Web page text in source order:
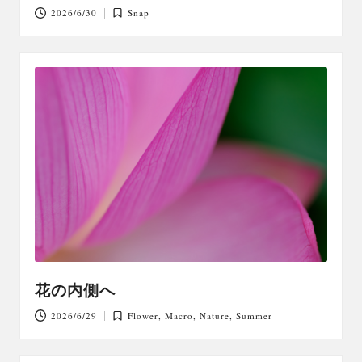
2026/6/30
Posted
Snap
花の内側へ
2026/6/29
Posted
Flower ,Macro ,Nature ,Summer